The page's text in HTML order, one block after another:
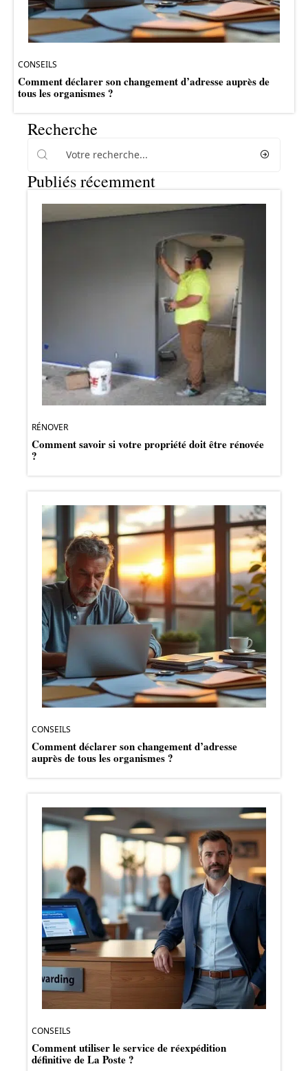
CONSEILS
Comment déclarer son changement d’adresse auprès de
tous les organismes ?
Recherche
Publiés récemment
RÉNOVER
Comment savoir si votre propriété doit être rénovée
?
CONSEILS
Comment déclarer son changement d’adresse
auprès de tous les organismes ?
CONSEILS
Comment utiliser le service de réexpédition
définitive de La Poste ?